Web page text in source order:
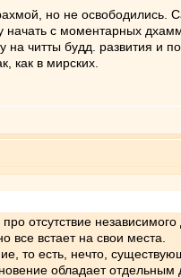
но не освободились.
с моментарных
читты будд. развития и
как в мирских.
отсутствие
все встает на свои места.
то есть, нечто,
обладает